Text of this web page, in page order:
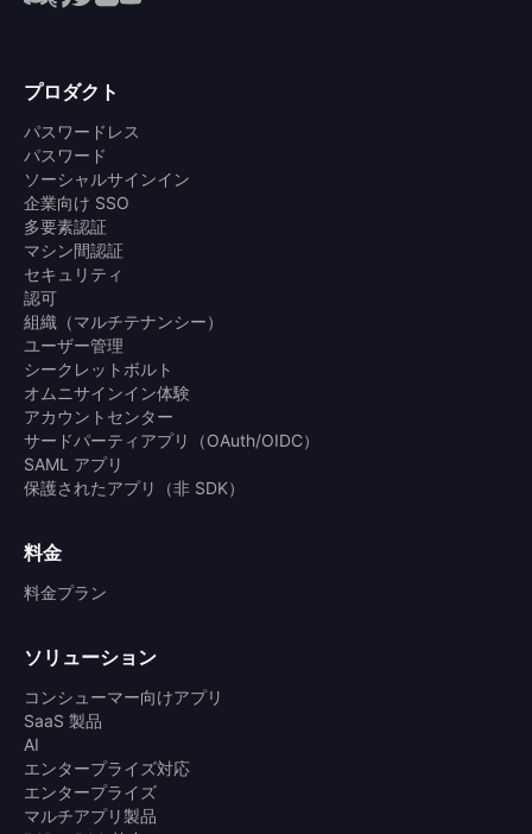
プロダクト
パスワードレス
パスワード
ソーシャルサインイン
企業向け SSO
多要素認証
マシン間認証
セキュリティ
認可
組織（マルチテナンシー）
ユーザー管理
シークレットボルト
オムニサインイン体験
アカウントセンター
サードパーティアプリ（OAuth/OIDC）
SAML アプリ
保護されたアプリ（非 SDK）
料金
料金プラン
ソリューション
コンシューマー向けアプリ
SaaS 製品
AI
エンタープライズ対応
エンタープライズ
マルチアプリ製品